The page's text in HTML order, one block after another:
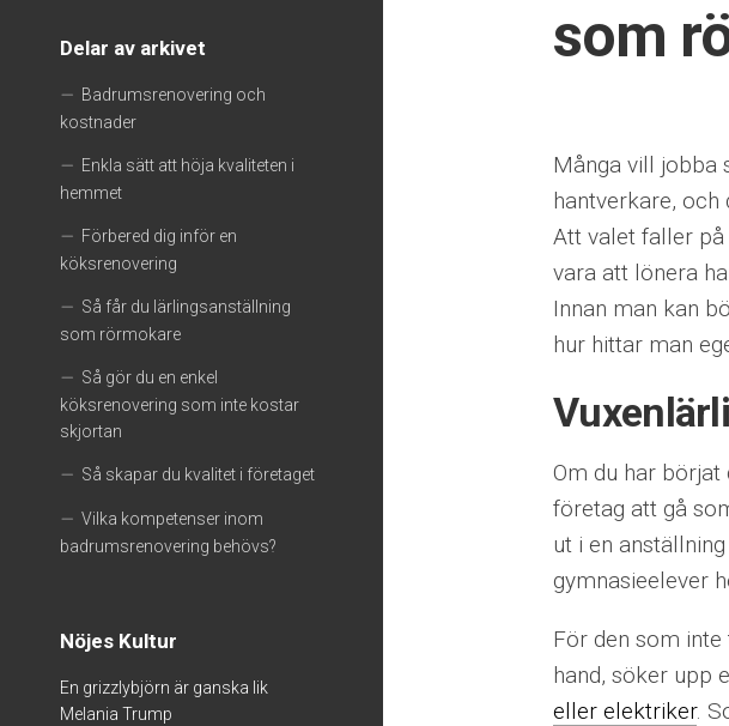
som
Många vill jobba
hantverkare, och
Att valet faller
vara att lönera
Innan man kan
hur hittar man
Om du har
företag att gå
ut i en
gymnasieelever
För den som
hand, söker upp
eller elektriker.
Delar av arkivet
Badrumsrenovering och
kostnader
Enkla sätt att höja kvaliteten i
hemmet
Förbered dig inför en
köksrenovering
Så får du lärlingsanställning
som rörmokare
Så gör du en enkel
köksrenovering som inte kostar
skjortan
Så skapar du kvalitet i företaget
Vilka kompetenser inom
badrumsrenovering behövs?
Nöjes Kultur
En grizzlybjörn är ganska lik
Melania Trump